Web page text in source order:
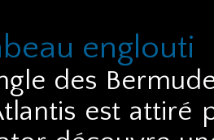
englouti
des
est attiré